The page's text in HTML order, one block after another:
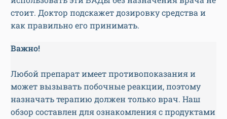
стоит. Доктор подскажет дозировку средства и
как правильно его принимать.
Важно!
Любой препарат имеет противопоказания и
может вызывать побочные реакции, поэтому
назначать терапию должен только врач. Наш
обзор составлен для ознакомления с продуктами